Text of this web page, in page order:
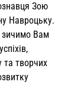
Зою
Навроцьку.
Вам
та творчих